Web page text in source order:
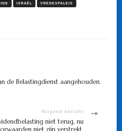
ISRAËL VREDESPALEIS
de Belastingdienst aangehouden.
Volgend bericht
niet terug, nu
niet zijn verstrekt.